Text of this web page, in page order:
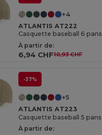
+4
ATLANTIS AT222
Casquette baseball 6 pans
À partir de:
6,94 CHF10,93 CHF
-37%
+5
ATLANTIS AT223
Casquette baseball 5 pans
À partir de: